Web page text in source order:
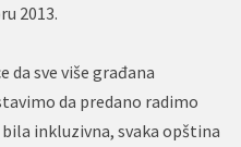
2013.
da sve više građana
da predano radimo
inkluzivna, svaka opština